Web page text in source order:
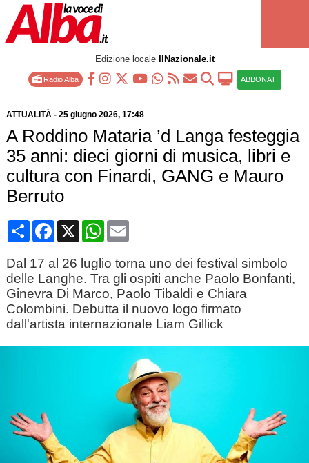
Edizione locale IlNazionale.it
Radio Alba ABBONATI
ATTUALITÀ- 25 giugno 2026, 17:48
A Roddino Mataria ’d Langa festeggia
35 anni: dieci giorni di musica, libri e
cultura con Finardi, GANG e Mauro
Berruto
CondividiFacebook
X WhatsApp
Email
Dal 17 al 26 luglio torna uno dei festival simbolo
delle Langhe. Tra gli ospiti anche Paolo Bonfanti,
Ginevra Di Marco, Paolo Tibaldi e Chiara
Colombini. Debutta il nuovo logo firmato
dall'artista internazionale Liam Gillick